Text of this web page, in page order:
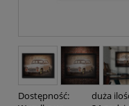
Dostępność:
duża